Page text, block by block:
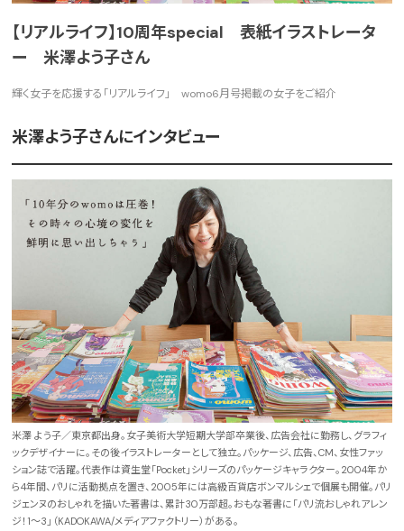
【リアルライフ】10周年special 表紙イラストレータ
ー 米澤よう子さん
輝く女子を応援する「リアルライフ」 womo6月号掲載の女子をご紹介
米澤よう子さんにインタビュー
米澤 よう子／東京都出身。女子美術大学短期大学部卒業後、広告会社に勤務し、グラフィ
ックデザイナーに。その後イラストレーターとして独立。パッケージ、広告、CM、女性ファッ
ション誌で活躍。代表作は資生堂「Pocket」シリーズのパッケージキャラクター。2004年か
ら4年間、パリに活動拠点を置き、2005年には高級百貨店ボンマルシェで個展も開催。パリ
ジェンヌのおしゃれを描いた著書は、累計30万部超。おもな著書に「パリ流おしゃれアレン
ジ！1～3」（KADOKAWA/メディアファクトリー）がある。